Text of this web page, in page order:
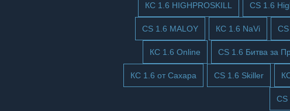
КС 1.6 HIGHPROSKILL CS 1.6
CS 1.6 MALOY КС 1.6 NaVi
КС 1.6 Online CS 1.6 Битва за
КС 1.6 от Сахара CS 1.6 Skiller
CS